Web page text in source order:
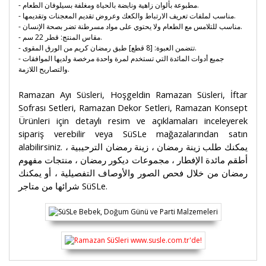
- مطبوعة بألوان زاهية ونابضة بالحياة ومغلفة بسيلوفان الطعام.
- مناسب لملفات تعريف الارتباط والكعك وعروض تقديم المعجنات وتقديمها.
- مناسب للتلامس مع الطعام ولا يحتوي على مواد مسرطنة تضر بصحة الإنسان.
- مقاس المنتج: قطر 22 سم.
- تتضمن العبوة: [8 قطع] طبق رمضان كريم من الورق المقوى.
- جميع أدوات المائدة التي تستخدم لمرة واحدة مرخصة ولديها الموافقات
والتصاريح اللازمة.
Ramazan Ayı Süsleri, Hoşgeldin Ramazan Süsleri, İftar
Sofrası Setleri, Ramazan Dekor Setleri, Ramazan Konsept
Ürünleri için detaylı resim ve açıklamaları inceleyerek
sipariş verebilir veya SüSLe mağazalarından satın
alabilirsiniz. يمكنك طلب زينة رمضان ، زينة رمضان الترحيبية ،
أطقم مائدة الإفطار ، مجموعات ديكور رمضان ، منتجات مفهوم
رمضان من خلال فحص الصور والأوصاف التفصيلية ، أو يمكنك
شرائها من متاجر SüSLe.